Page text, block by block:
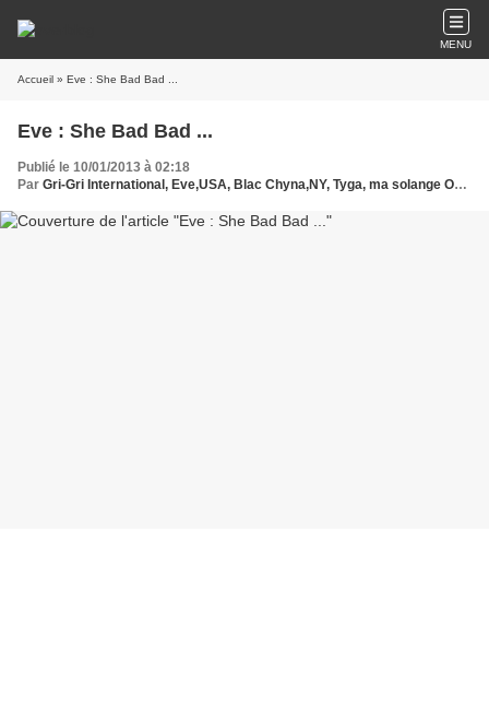
MENU
Accueil » Eve : She Bad Bad ...
Eve : She Bad Bad ...
Publié le 10/01/2013 à 02:18
Par Gri-Gri International, Eve,USA, Blac Chyna,NY, Tyga, ma solange Oussou